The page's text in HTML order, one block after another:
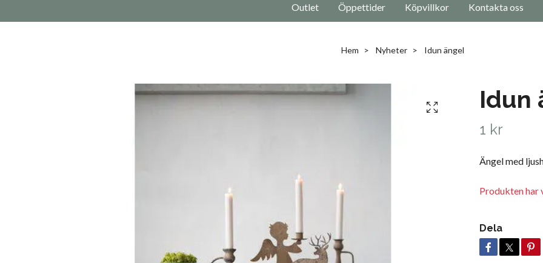
Outlet
Öppettider Köpvillkor Kontakta oss
Hem Nyheter Idun ängel
Idun
1 kr
Ängel med
Produkten har
Dela